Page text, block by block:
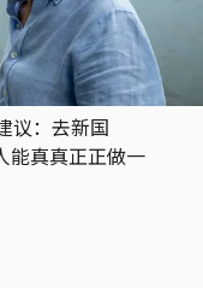
议：去新国
能真真正正做一